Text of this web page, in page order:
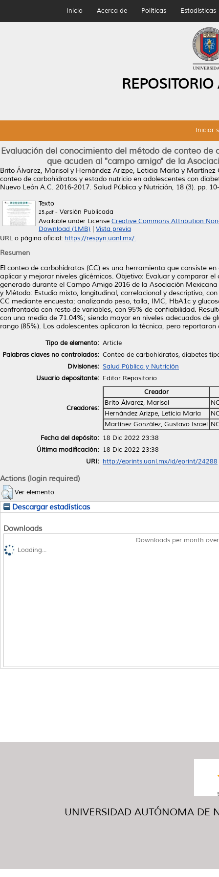
Inicio Acerca de Políticas Estadísticas
Iniciar
Evaluación del conocimiento del método de conteo
que acuden al "campo amigo" de la
Brito Álvarez, Marisol y Hernández Arizpe, Leticia María y Martínez
conteo de carbohidratos y estado nutricio en adolescentes con
Nuevo León A.C. 2016-2017. Salud Pública y Nutrición, 18 (3). pp.
Texto
25.pdf- Versión Publicada
Available under License Creative Commons Attribution
Download (1MB)
Vista previa
URL o página oficial: https://respyn.uanl.mx/.
Resumen
El conteo de carbohidratos (CC) es una herramienta que consiste
aplicar y mejorar niveles glicémicos. Objetivo: Evaluar y comparar
generado durante el Campo Amigo 2016 de la Asociación
y Método: Estudio mixto, longitudinal, correlacional y descriptivo,
CC mediante encuesta; analizando peso, talla, IMC, HbA1c y
confrontada con resto de variables, con 95% de confiabilidad.
con una media de 71.04%; siendo mayor en niveles adecuados de
rango (85%). Los adolescentes aplicaron la técnica, pero reportaron
Tipo de elemento: Article
Palabras claves no controlados: Conteo de carbohidratos, diabetes
Divisiones: Salud Pública y Nutrición
Usuario depositante: Editor Repositorio
Creadores:
Creador
Brito Álvarez, Marisol
Hernández Arizpe, Leticia María
Martínez González, Gustavo Israel
Fecha del depósito: 18 Dic 2022 23:38
Última modificación: 18 Dic 2022 23:38
URI: http://eprints.uanl.mx/id/eprint/24288
Actions (login required)
Ver elemento
Descargar estadísticas
Downloads
Downloads per month
Loading...
UNIVERSIDAD AUTÓNOMA DE